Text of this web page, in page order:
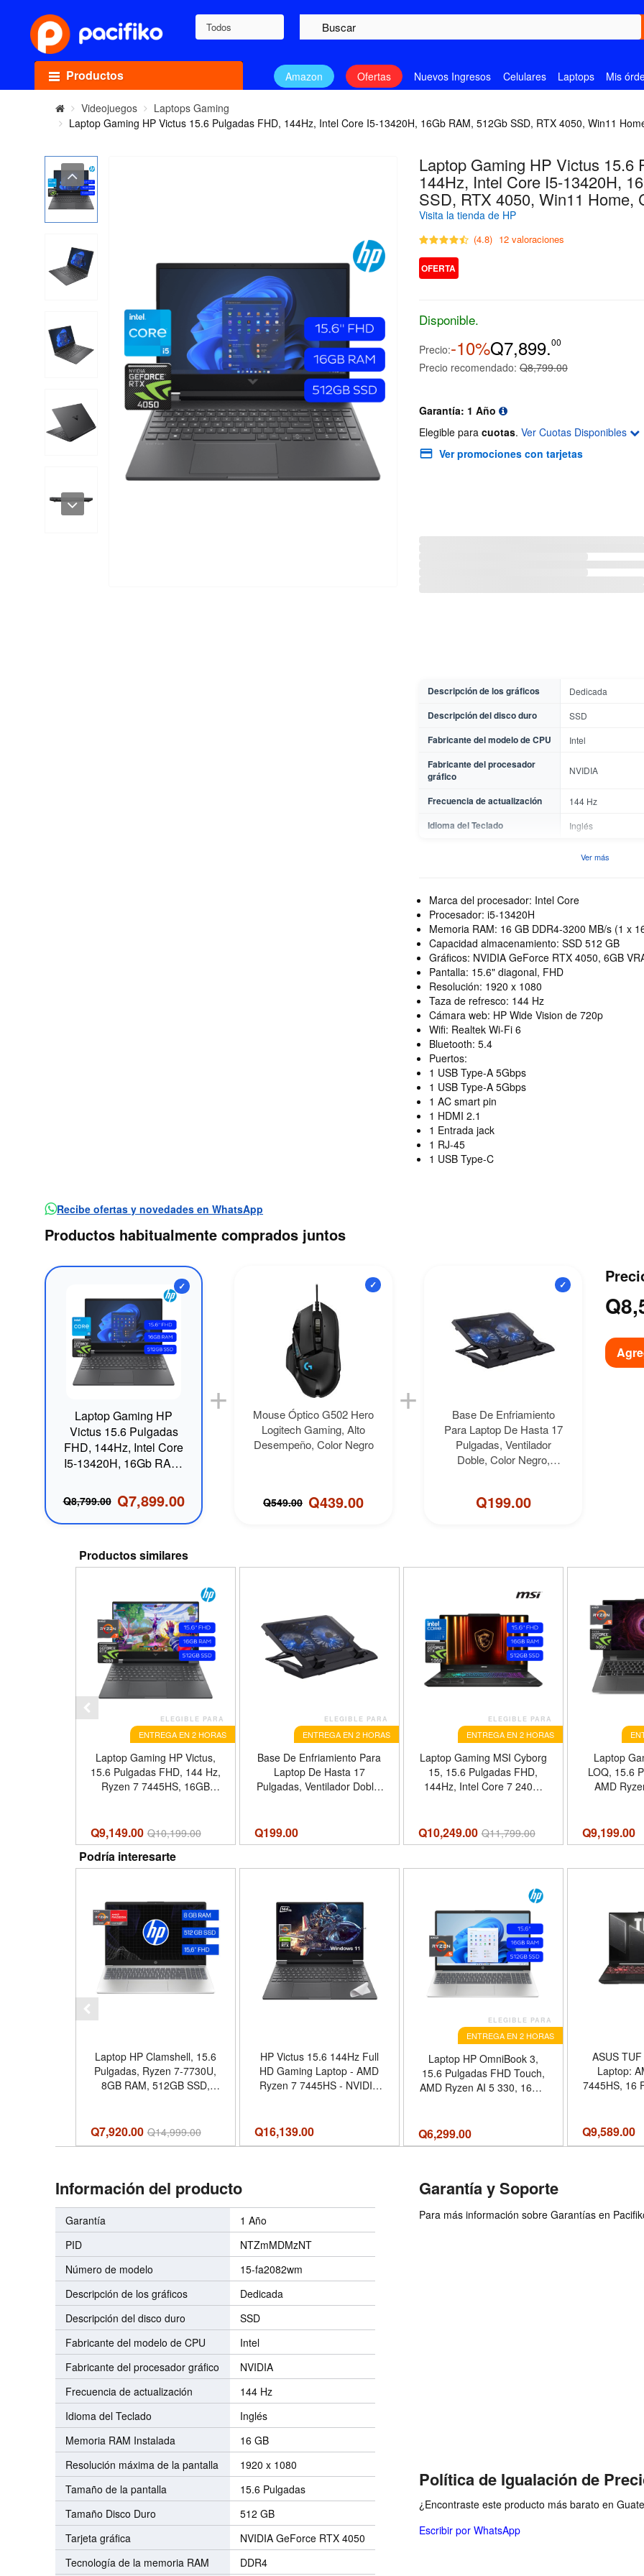
Todos
Productos Amazon Ofertas Nuevos Ingresos Celulares Laptops Mis
Videojuegos
Laptops Gaming
Laptop Gaming HP Victus 15.6 Pulgadas FHD, 144Hz, Intel Core I5-13420H, 16Gb RAM, 512Gb SSD, RTX 4050, Win11
Laptop Gaming HP Victus 15.6
144Hz, Intel Core I5-13420H,
SSD, RTX 4050, Win11 Home,
Visita la tienda de HP
(4.8) 12 valoraciones
OFERTA
Disponible.
Precio:-10%Q7,899.00
Precio recomendado: Q8,799.00
Garantía: 1 Año
Elegible para cuotas. Ver Cuotas Disponibles
Ver promociones con tarjetas
Descripción de los gráficos Dedicada
Descripción del disco duro SSD
Fabricante del modelo de CPU Intel
Fabricante del procesador
gráfico
NVIDIA
Frecuencia de actualización 144 Hz
Idioma del Teclado Inglés
Ver más
Marca del procesador: Intel Core
Procesador: i5-13420H
Memoria RAM: 16 GB DDR4-3200 MB/s (1 x
Capacidad almacenamiento: SSD 512 GB
Gráficos: NVIDIA GeForce RTX 4050, 6GB
Pantalla: 15.6" diagonal, FHD
Resolución: 1920 x 1080
Taza de refresco: 144 Hz
Cámara web: HP Wide Vision de 720p
Wifi: Realtek Wi-Fi 6
Bluetooth: 5.4
Puertos:
1 USB Type-A 5Gbps
1 USB Type-A 5Gbps
1 AC smart pin
1 HDMI 2.1
1 Entrada jack
1 RJ-45
1 USB Type-C
Recibe ofertas y novedades en WhatsApp
Productos habitualmente comprados juntos
✓
Laptop Gaming HP
Victus 15.6 Pulgadas
FHD, 144Hz, Intel Core
I5-13420H, 16Gb RAM,
4050, Win11 Home,
Color Gris Oscuro
Q8,799.00 Q7,899.00
+
✓
Mouse Óptico G502 Hero
Logitech Gaming, Alto
Desempeño, Color Negro
Q549.00 Q439.00
+
✓
Base De Enfriamiento
Para Laptop De Hasta 17
Pulgadas, Ventilador
Doble, Color Negro,
Q199.00
Productos similares
ELEGIBLE PARA
ENTREGA EN 2 HORAS
Laptop Gaming HP Victus,
15.6 Pulgadas FHD, 144 Hz,
Ryzen 7 7445HS, 16GB
Home, Color Gris Oscuro
Q9,149.00 Q10,199.00
ELEGIBLE PARA
ENTREGA EN 2 HORAS
Base De Enfriamiento Para
Laptop De Hasta 17
Pulgadas, Ventilador Doble,
Q199.00
ELEGIBLE PARA
ENTREGA EN 2 HORAS
Laptop Gaming MSI Cyborg
15, 15.6 Pulgadas FHD,
144Hz, Intel Core 7 240H,
Home, Color Negro, Teclado
Inglés
Q10,249.00 Q11,799.00
Laptop
LOQ, 15.6
AMD
Win11,
Q9,199.00
Podría interesarte
Laptop HP Clamshell, 15.6
Pulgadas, Ryzen 7-7730U,
8GB RAM, 512GB SSD,
Q7,920.00 Q14,999.00
HP Victus 15.6 144Hz Full
HD Gaming Laptop - AMD
Ryzen 7 7445HS - NVIDIA
Mouse Pad (32GB RAM
|2TB PCIe SSD+Mouse pad)
Q16,139.00
ELEGIBLE PARA
ENTREGA EN 2 HORAS
Laptop HP OmniBook 3,
15.6 Pulgadas FHD Touch,
AMD Ryzen AI 5 330, 16GB
Color Plata
Q6,299.00
ASUS
Laptop:
7445HS, 16
RAM,
Q9,589.00
Información del producto
Garantía
1 Año
PID
NTZmMDMzNT
Número de modelo
15-fa2082wm
Descripción de los gráficos
Dedicada
Descripción del disco duro
SSD
Fabricante del modelo de CPU
Intel
Fabricante del procesador gráfico
NVIDIA
Frecuencia de actualización
144 Hz
Idioma del Teclado
Inglés
Memoria RAM Instalada
16 GB
Resolución máxima de la pantalla
1920 x 1080
Tamaño de la pantalla
15.6 Pulgadas
Tamaño Disco Duro
512 GB
Tarjeta gráfica
NVIDIA GeForce RTX 4050
Tecnología de la memoria RAM
DDR4
Garantía y Soporte
Para más información sobre Garantías en
Política de Igualación de
¿Encontraste este producto más barato en
Escribir por WhatsApp